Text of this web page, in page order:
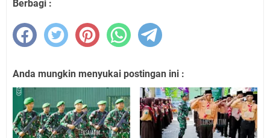
Berbagi :
Anda mungkin menyukai postingan ini :